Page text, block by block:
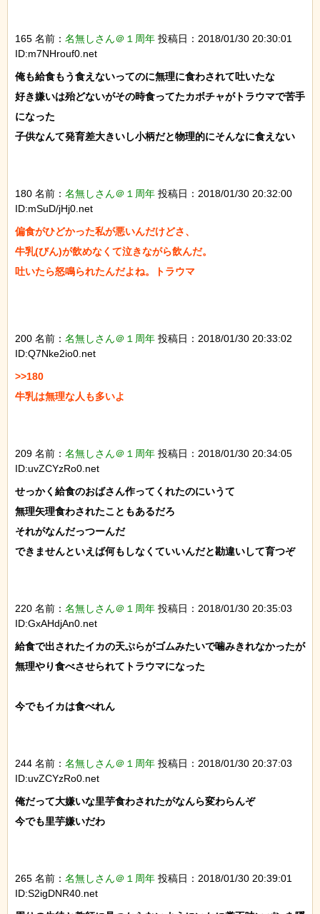
165 名前： 名無しさん＠１周年 投稿日：2018/01/30 20:30:01
ID:m7NHrouf0.net
俺も給食もう食えないってのに無理に食わされて吐いたな
好き嫌いは殆どないがその時食ってたカボチャがトラウマで苦手
になった
子供なんて発育差大きいし小柄だと物理的にそんなに食えない
180 名前： 名無しさん＠１周年 投稿日：2018/01/30 20:32:00
ID:mSuD/jHj0.net
偏食がひどかった私が悪いんだけどさ、
牛乳(びん)が飲めなくて泣きながら飲んだ。
吐いたら怒鳴られたんだよね。トラウマ
200 名前： 名無しさん＠１周年 投稿日：2018/01/30 20:33:02
ID:Q7Nke2io0.net
>>180
牛乳は無理な人も多いよ
209 名前： 名無しさん＠１周年 投稿日：2018/01/30 20:34:05
ID:uvZCYzRo0.net
せっかく給食のおばさん作ってくれたのにいうて
無理矢理食わされたこともあるだろ
それがなんだっつーんだ
できませんといえば何もしなくていいんだと勘違いして育つぞ
220 名前： 名無しさん＠１周年 投稿日：2018/01/30 20:35:03
ID:GxAHdjAn0.net
給食で出されたイカの天ぷらがゴムみたいで噛みきれなかったが
無理やり食べさせられてトラウマになった
今でもイカは食べれん
244 名前： 名無しさん＠１周年 投稿日：2018/01/30 20:37:03
ID:uvZCYzRo0.net
俺だって大嫌いな里芋食わされたがなんら変わらんぞ
今でも里芋嫌いだわ
265 名前： 名無しさん＠１周年 投稿日：2018/01/30 20:39:01
ID:S2igDNR40.net